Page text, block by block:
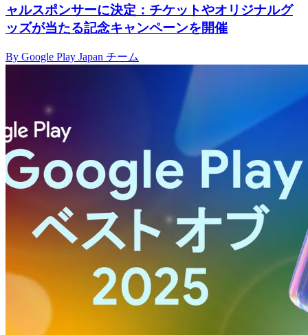
ャルスポンサーに決定：チケットやオリジナルグ
ッズが当たる記念キャンペーンを開催
By Google Play Japan チーム